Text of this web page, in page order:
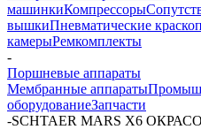
машинкиКомпрессоры
вышкиПневматические
камерыРемкомплекты
-
Поршневые аппараты
Мембранные аппараты
оборудованиеЗапчасти
-SCHTAER MARS X6